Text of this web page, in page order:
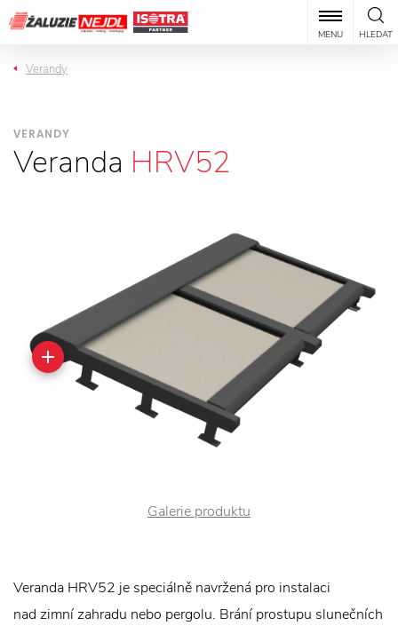
HLEDAT
MENU
Verandy
VERANDY
Veranda HRV52
Galerie produktu
Veranda HRV52 je speciálně navržená pro instalaci
nad zimní zahradu nebo pergolu. Brání prostupu slunečních